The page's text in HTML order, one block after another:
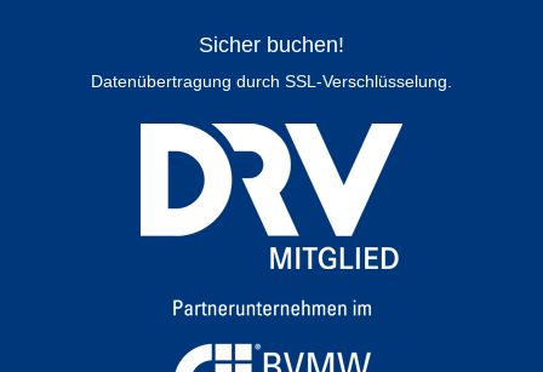
Sicher buchen!
Datenübertragung durch SSL-Verschlüsselung.